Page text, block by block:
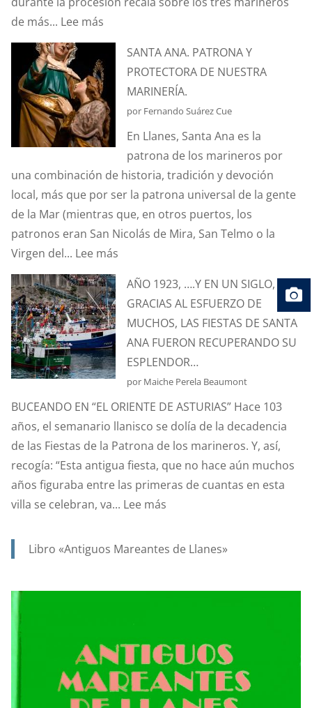
de más... Lee más:
¿CONOCÉIS
ANÉCDOTA
DEL
ESTANDARTE
DE
SANTA
ANA?
SANTA ANA. PATRONA Y
PROTECTORA DE NUESTRA
MARINERÍA.
por Fernando Suárez Cue
En Llanes, Santa Ana es la
patrona de los marineros por
una combinación de historia, tradición y devoción
local, más que por ser la patrona universal de la gente
de la Mar (mientras que, en otros puertos, los
patronos eran San Nicolás de Mira, San Telmo o la
Virgen del... Lee más:
ANA.
PATRONA
PROTECTORA
DE
NUESTRA
MARINERÍA.
AÑO 1923, ….Y EN UN SIGLO,
GRACIAS AL ESFUERZO DE
MUCHOS, LAS FIESTAS DE SANTA
ANA FUERON RECUPERANDO SU
ESPLENDOR…
por Maiche Perela Beaumont
BUCEANDO EN “EL ORIENTE DE ASTURIAS” Hace 103
años, el semanario llanisco se dolía de la decadencia
de las Fiestas de la Patrona de los marineros. Y, así,
recogía: “Esta antigua fiesta, que no hace aún muchos
años figuraba entre las primeras de cuantas en esta
villa se celebran, va... Lee más:
1923,
GRACIAS
AL
ESFUERZO
DE
Libro «Antiguos Mareantes de Llanes»